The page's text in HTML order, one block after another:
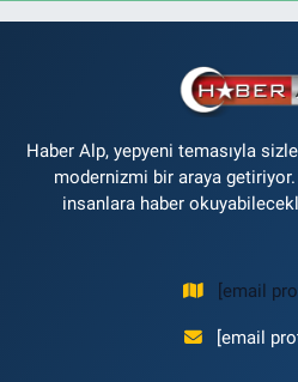
Haber Alp, yepyeni temasıyla
modernizmi bir araya getiriyor.
insanlara haber
[email
[email